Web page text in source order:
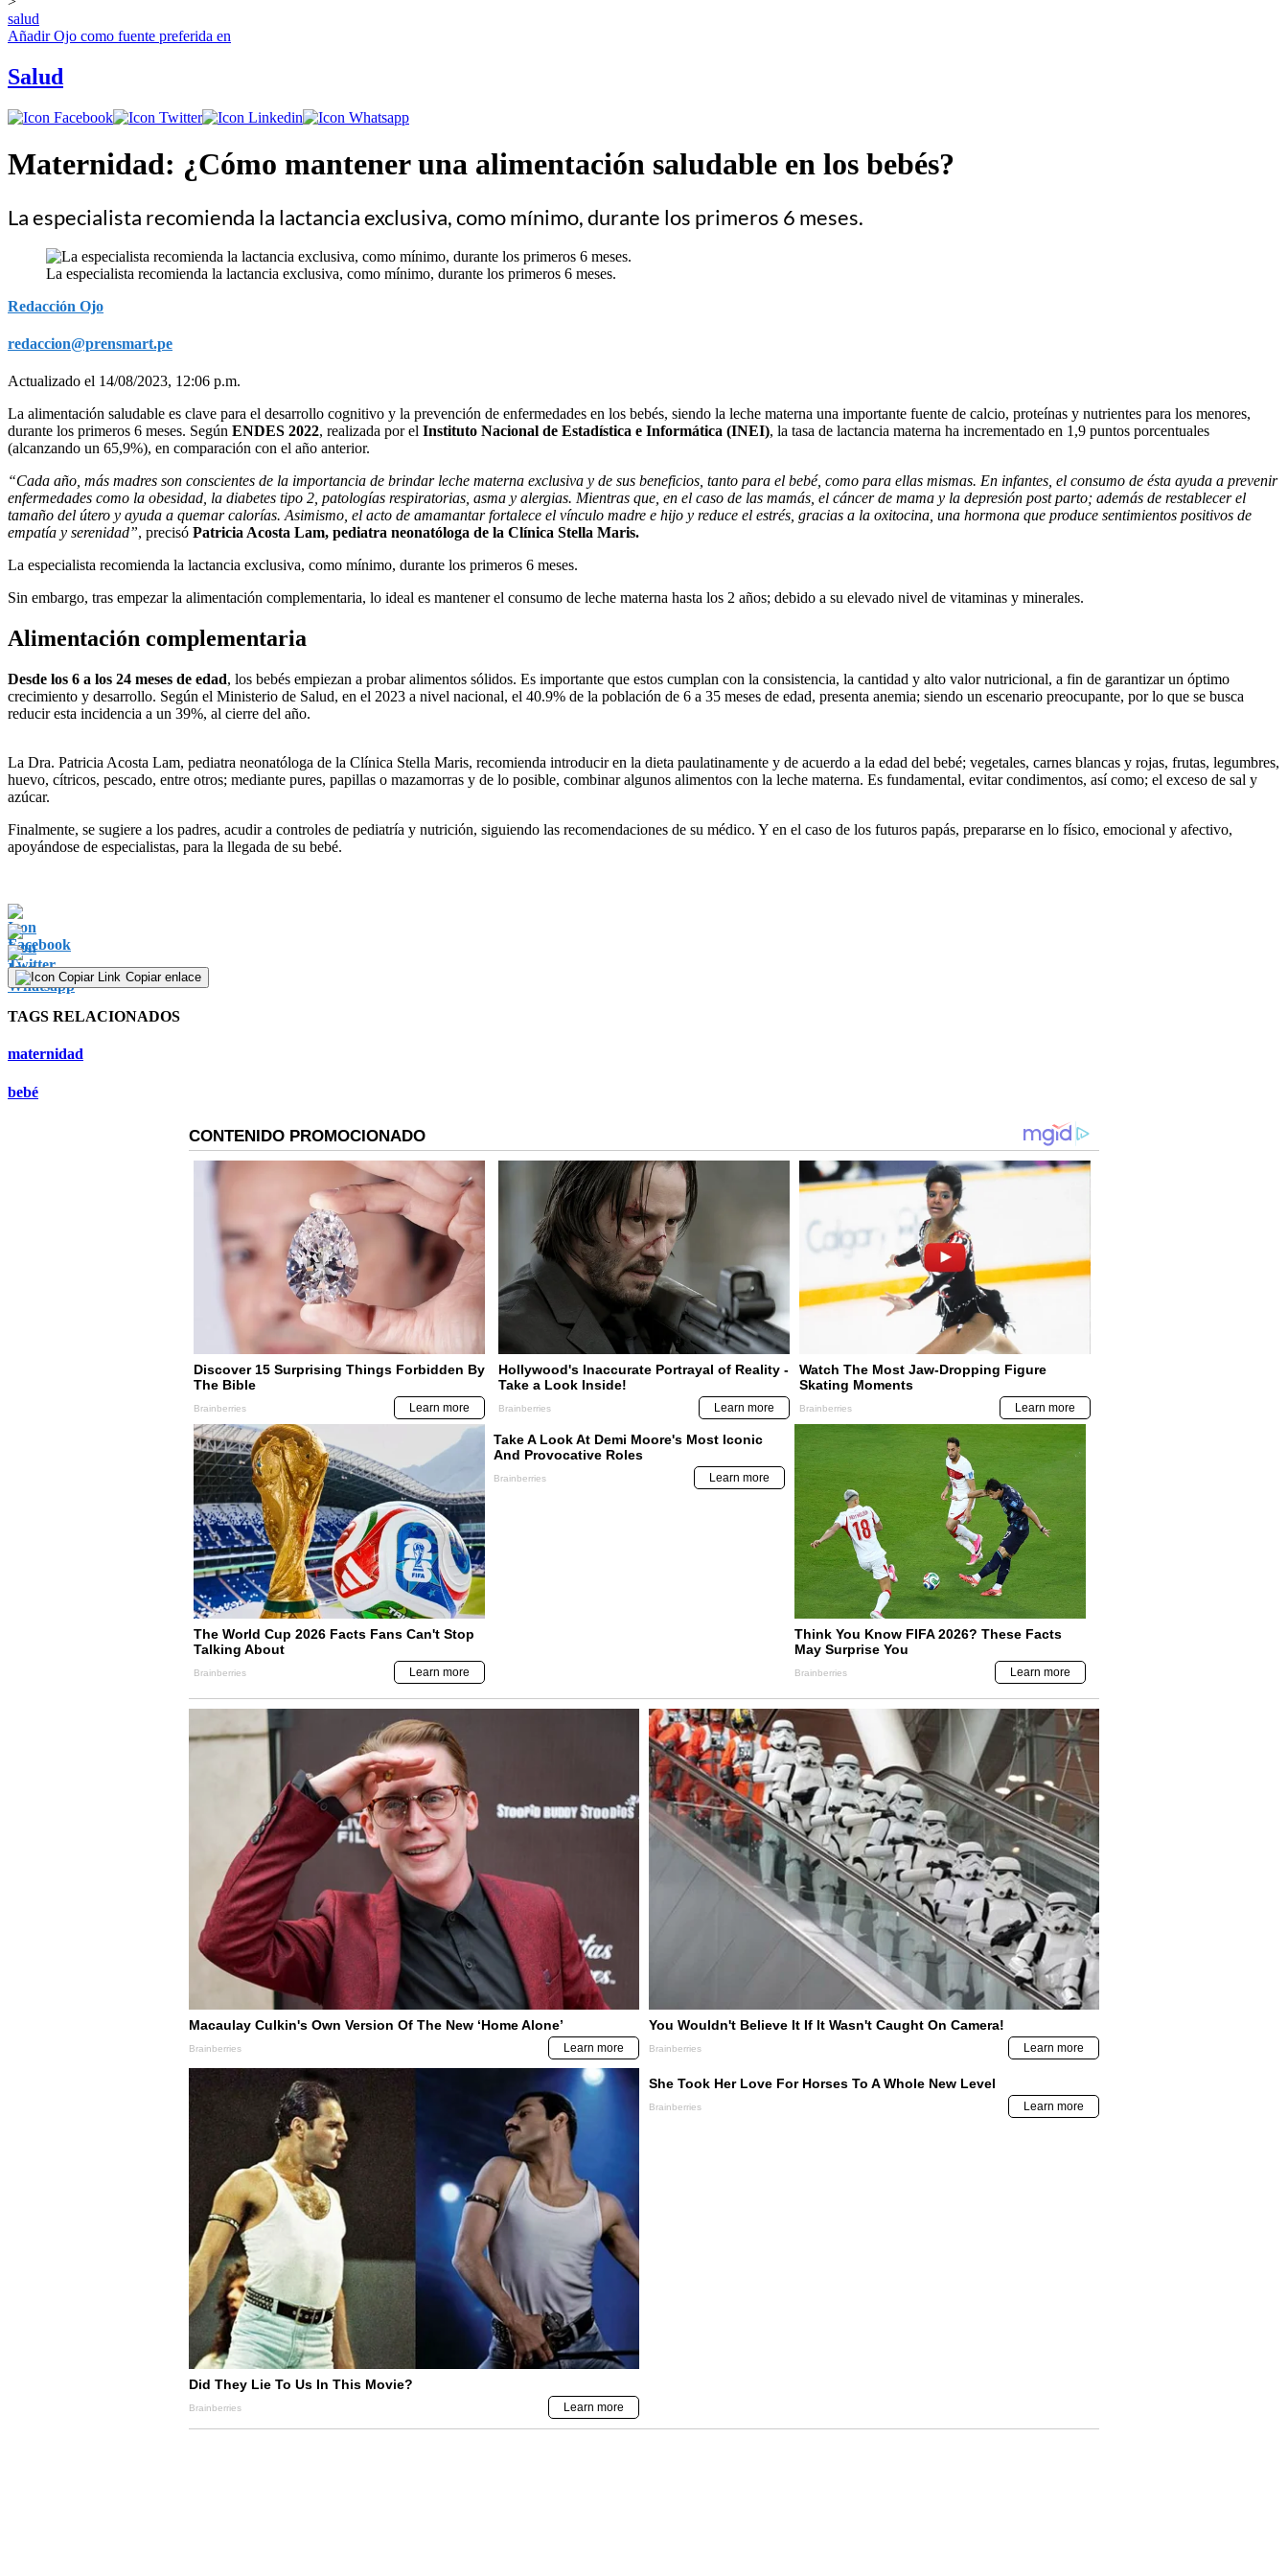
salud
AñadirOjo como fuente preferida en
Salud
Maternidad: ¿Cómo mantener una alimentación saludable en los bebés?
La especialista recomienda la lactancia exclusiva, como mínimo, durante los primeros 6 meses.
La especialista recomienda la lactancia exclusiva, como mínimo, durante los primeros 6 meses.
Redacción Ojo
redaccion@prensmart.pe
Actualizado el 14/08/2023, 12:06 p.m.
La alimentación saludable es clave para el desarrollo cognitivo y la prevención de enfermedades en los bebés, siendo la leche materna una importante fuente de calcio, proteínas y nutrientes para los menores,
durante los primeros 6 meses. Según ENDES 2022, realizada por el Instituto Nacional de Estadística e Informática (INEI), la tasa de lactancia materna ha incrementado en 1,9 puntos porcentuales
(alcanzando un 65,9%), en comparación con el año anterior.
“Cada año, más madres son conscientes de la importancia de brindar leche materna exclusiva y de sus beneficios, tanto para el bebé, como para ellas mismas. En infantes, el consumo de ésta ayuda a prevenir
enfermedades como la obesidad, la diabetes tipo 2, patologías respiratorias, asma y alergias. Mientras que, en el caso de las mamás, el cáncer de mama y la depresión post parto; además de restablecer el
tamaño del útero y ayuda a quemar calorías. Asimismo, el acto de amamantar fortalece el vínculo madre e hijo y reduce el estrés, gracias a la oxitocina, una hormona que produce sentimientos positivos de
empatía y serenidad”, precisó Patricia Acosta Lam, pediatra neonatóloga de la Clínica Stella Maris.
La especialista recomienda la lactancia exclusiva, como mínimo, durante los primeros 6 meses.
Sin embargo, tras empezar la alimentación complementaria, lo ideal es mantener el consumo de leche materna hasta los 2 años; debido a su elevado nivel de vitaminas y minerales.
Alimentación complementaria
Desde los 6 a los 24 meses de edad, los bebés empiezan a probar alimentos sólidos. Es importante que estos cumplan con la consistencia, la cantidad y alto valor nutricional, a fin de garantizar un óptimo
crecimiento y desarrollo. Según el Ministerio de Salud, en el 2023 a nivel nacional, el 40.9% de la población de 6 a 35 meses de edad, presenta anemia; siendo un escenario preocupante, por lo que se busca
reducir esta incidencia a un 39%, al cierre del año.
La Dra. Patricia Acosta Lam, pediatra neonatóloga de la Clínica Stella Maris, recomienda introducir en la dieta paulatinamente y de acuerdo a la edad del bebé; vegetales, carnes blancas y rojas, frutas, legumbres,
huevo, cítricos, pescado, entre otros; mediante pures, papillas o mazamorras y de lo posible, combinar algunos alimentos con la leche materna. Es fundamental, evitar condimentos, así como; el exceso de sal y
azúcar.
Finalmente, se sugiere a los padres, acudir a controles de pediatría y nutrición, siguiendo las recomendaciones de su médico. Y en el caso de los futuros papás, prepararse en lo físico, emocional y afectivo,
apoyándose de especialistas, para la llegada de su bebé.
Copiar enlace
TAGS RELACIONADOS
maternidad
bebé